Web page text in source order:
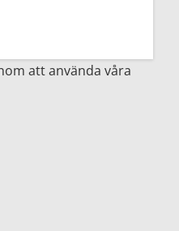
att använda våra